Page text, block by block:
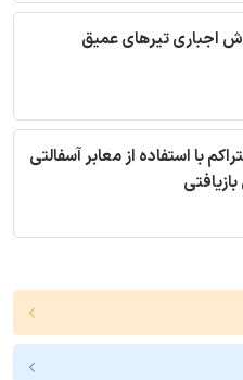
اجباری تیرهای عمیق
با استفاده از معابر آسفالتی